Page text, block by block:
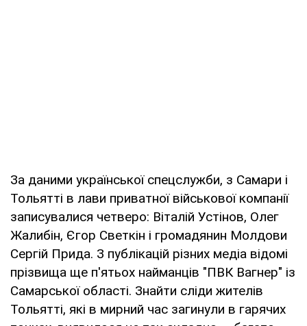
За даними української спецслужби, з Самари і
Тольятті в лави приватної військової компанії
записувалися четверо: Віталій Устінов, Олег
Жалибін, Єгор Светкін і громадянин Молдови
Сергій Прида. З публікацій різних медіа відомі
прізвища ще п'ятьох найманців "ПВК Вагнер" із
Самарської області. Знайти сліди жителів
Тольятті, які в мирний час загинули в гарячих